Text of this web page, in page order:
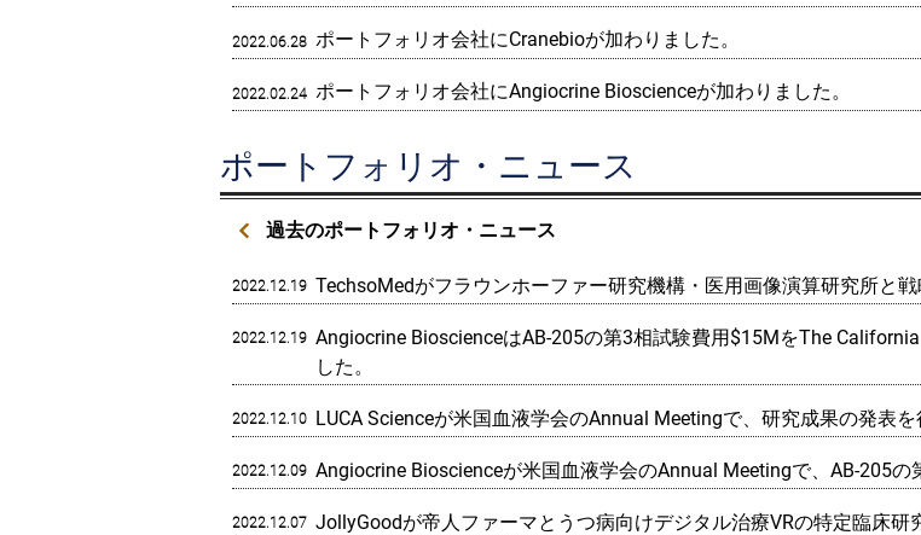
2022.06.28 ポートフォリオ会社にCranebioが加わりました。
2022.02.24 ポートフォリオ会社にAngiocrine Bioscience​が加わりました。
ポートフォリオ・ニュース
​過去のポートフォリオ・ニュース
2022.12.19 TechsoMedがフラウンホーファー研究機構・医用画像演算研究所と
2022.12.19 Angiocrine BioscienceはAB-205の第3相試験費用$15MをThe
した。
2022.12.10 LUCA Scienceが米国血液学会のAnnual Meetingで、研究成果の発表を
2022.12.09 Angiocrine Bioscienceが米国血液学会のAnnual Meetingで、AB-205の
2022.12.07 JollyGoodが帝人ファーマとうつ病向けデジタル治療VRの特定臨床研